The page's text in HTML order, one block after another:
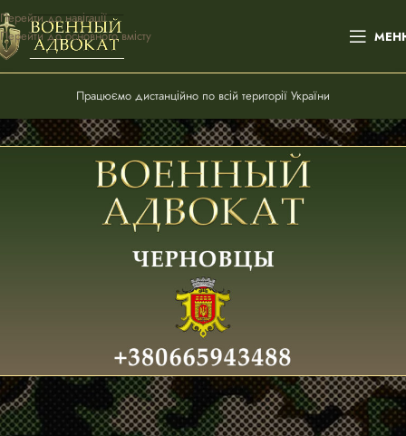
Перейти до навігації
Перейти до основного вмісту
Працюємо дистанційно по всій території України